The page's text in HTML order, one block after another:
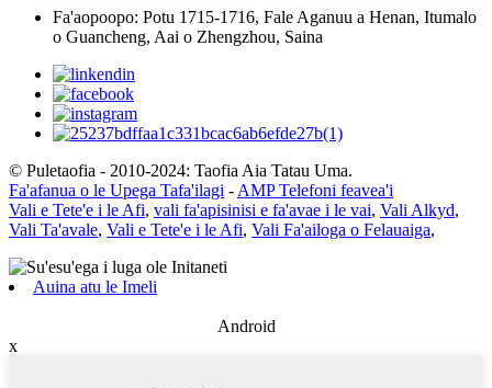
Fa'aopoopo: Potu 1715-1716, Fale Aganuu a Henan, Itumalo
o Guancheng, Aai o Zhengzhou, Saina
© Puletaofia - 2010-2024: Taofia Aia Tatau Uma.
Fa'afanua o le Upega Tafa'ilagi - AMP Telefoni feavea'i
Vali e Tete'e i le Afi, vali fa'apisinisi e fa'avae i le vai, Vali Alkyd,
Vali Ta'avale, Vali e Tete'e i le Afi, Vali Fa'ailoga o Felauaiga,
Auina atu le Imeli
Android
x